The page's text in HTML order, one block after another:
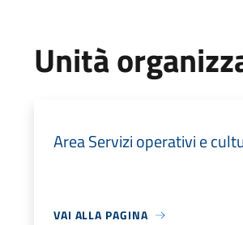
Unità
Area Servizi operativi e
VAI ALLA PAGINA